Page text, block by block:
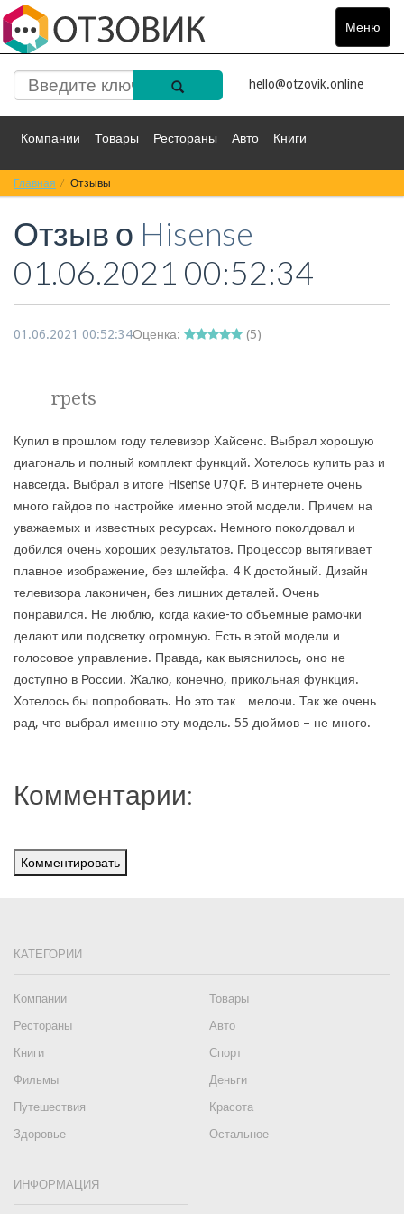
Меню
Toggle
hello@otzovik.online
Компании Товары Рестораны Авто Книги
Спорт Фильмы
Красота Здоровье Остальное
Главная Отзывы
Отзыв о Hisense
01.06.2021 00:52:34
01.06.2021 00:52:34Оценка: (5)
rpets
Купил в прошлом году телевизор Хайсенс. Выбрал хорошую
диагональ и полный комплект функций. Хотелось купить раз и
навсегда. Выбрал в итоге Hisense U7QF. В интернете очень
много гайдов по настройке именно этой модели. Причем на
уважаемых и известных ресурсах. Немного поколдовал и
добился очень хороших результатов. Процессор вытягивает
плавное изображение, без шлейфа. 4 К достойный. Дизайн
телевизора лаконичен, без лишних деталей. Очень
понравился. Не люблю, когда какие-то объемные рамочки
делают или подсветку огромную. Есть в этой модели и
голосовое управление. Правда, как выяснилось, оно не
доступно в России. Жалко, конечно, прикольная функция.
Хотелось бы попробовать. Но это так…мелочи. Так же очень
рад, что выбрал именно эту модель. 55 дюймов – не много.
Комментарии:
Комментировать
КАТЕГОРИИ
Компании
Товары
Рестораны
Авто
Книги
Спорт
Фильмы
Деньги
Путешествия
Красота
Здоровье
Остальное
ИНФОРМАЦИЯ